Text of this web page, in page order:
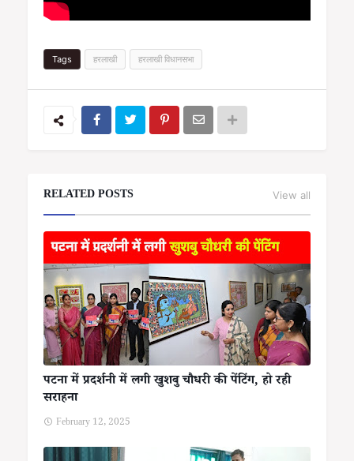
Tags हरलाखी हरलाखी विधानसभा
RELATED POSTS View all
पटना में प्रदर्शनी में लगी खुशबु चौधरी की पेंटिंग, हो रही
सराहना
February 12, 2025